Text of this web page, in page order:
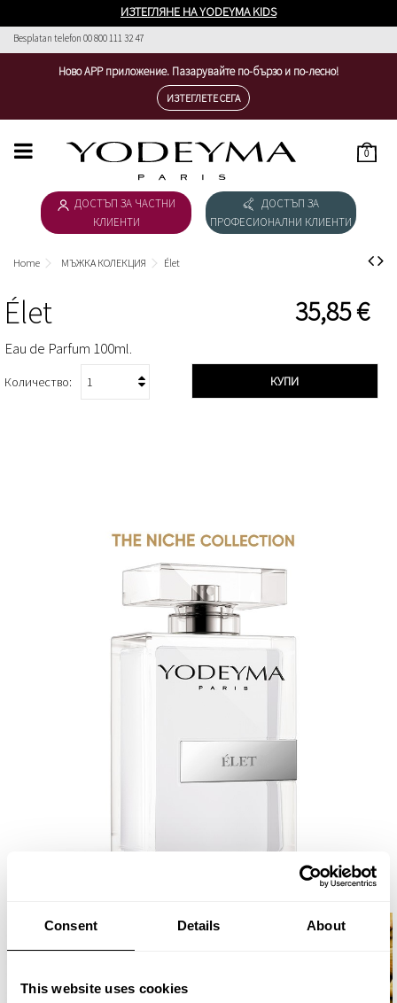
Consent Details About
This website uses cookies
ИЗТЕГЛЯНЕ НА YODEYMA KIDS
Besplatan telefon 00 800 111 32 47
Ново APP приложение. Пазарувайте по-бързо и по-лесно!
ИЗТЕГЛЕТЕ СЕГА
0
ДОСТЪП ЗА ЧАСТНИ
КЛИЕНТИ
ДОСТЪП ЗА
ПРОФЕСИОНАЛНИ КЛИЕНТИ
ДАМСКА КОЛЕКЦИЯ
КОЗМЕТИКА
ESSENTIAL COSMETICS
THE NICHE COLLECTION
Home МЪЖКА КОЛЕКЦИЯ Élet
Élet
Eau de Parfum 100ml.
35,85 €
Количество: КУПИ